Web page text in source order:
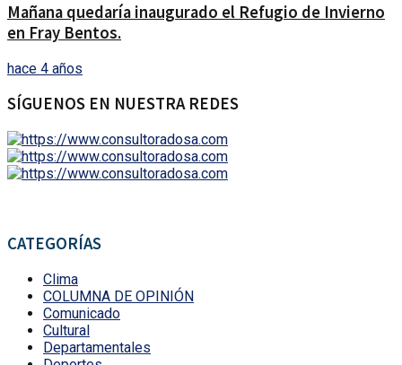
Mañana quedaría inaugurado el Refugio de Invierno
en Fray Bentos.
hace 4 años
SÍGUENOS EN NUESTRA REDES
CATEGORÍAS
Clima
COLUMNA DE OPINIÓN
Comunicado
Cultural
Departamentales